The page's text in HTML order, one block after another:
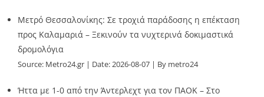
Μετρό Θεσσαλονίκης: Σε τροχιά παράδοσης η επέκταση
προς Καλαμαριά – Ξεκινούν τα νυχτερινά δοκιμαστικά
δρομολόγια
Source: Metro24.gr Date: 2026-08-07 By metro24
Ήττα με 1-0 από την Άντερλεχτ για τον ΠΑΟΚ – Στο